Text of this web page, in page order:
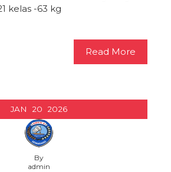
kelas -63 kg
Read More
JAN 20 2026
By
admin